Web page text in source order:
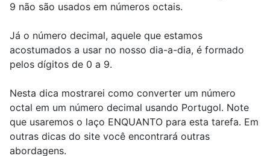
9 não são usados em números octais.
Já o número decimal, aquele que estamos
acostumados a usar no nosso dia-a-dia, é formado
pelos dígitos de 0 a 9.
Nesta dica mostrarei como converter um número
octal em um número decimal usando Portugol. Note
que usaremos o laço ENQUANTO para esta tarefa. Em
outras dicas do site você encontrará outras
abordagens.